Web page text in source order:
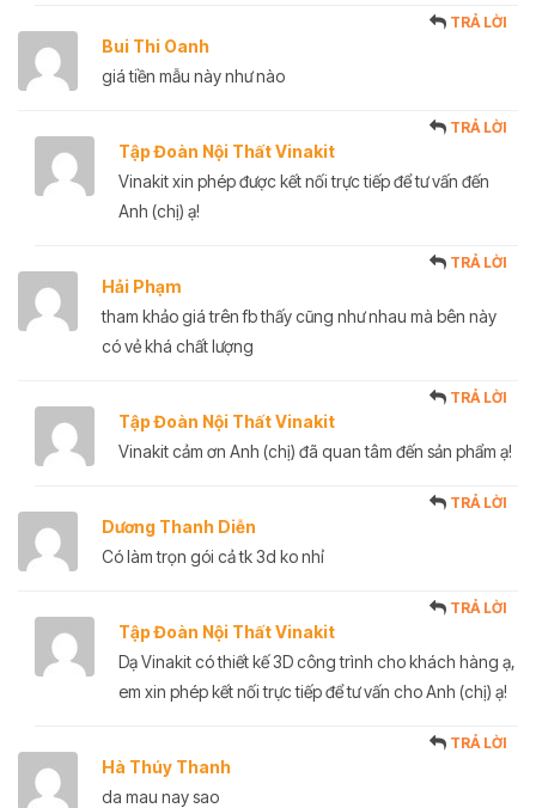
Bui Thi Oanh
TRẢ LỜI
giá tiền mẫu này như nào
Tập Đoàn Nội Thất Vinakit
TRẢ LỜI
Vinakit xin phép được kết nối trực tiếp để tư vấn đến
Anh (chị) ạ!
Hải Phạm
TRẢ LỜI
tham khảo giá trên fb thấy cũng như nhau mà bên này
có vẻ khá chất lượng
Tập Đoàn Nội Thất Vinakit
TRẢ LỜI
Vinakit cảm ơn Anh (chị) đã quan tâm đến sản phẩm ạ!
Dương Thanh Diễn
TRẢ LỜI
Có làm trọn gói cả tk 3d ko nhỉ
Tập Đoàn Nội Thất Vinakit
TRẢ LỜI
Dạ Vinakit có thiết kế 3D công trình cho khách hàng ạ,
em xin phép kết nối trực tiếp để tư vấn cho Anh (chị) ạ!
Hà Thúy Thanh
TRẢ LỜI
da mau nay sao